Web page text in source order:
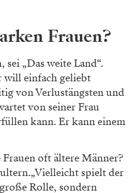
Frauen?
„Das weite Land“.
einfach geliebt
von Verlustängsten und
von seiner Frau
kann. Er kann einem
oft ältere Männer?
spielt der
Rolle, sondern